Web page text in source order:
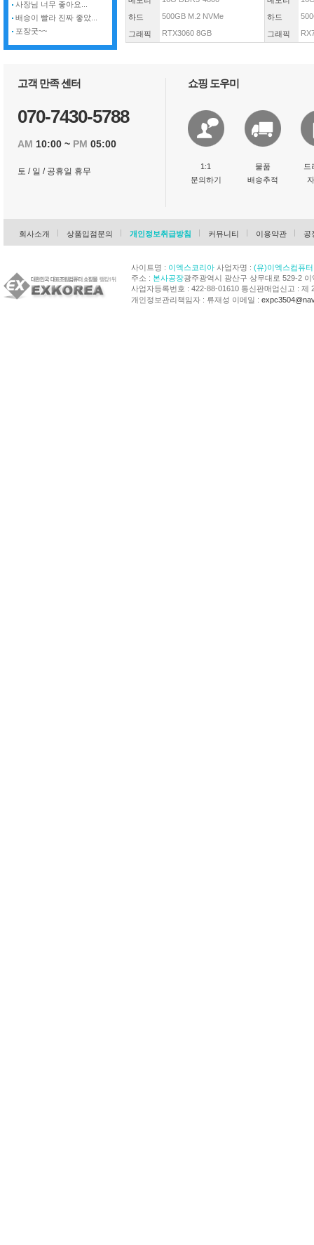
사장님 너무 좋아요...
배송이 빨라 진짜 좋았...
포장굿~~
하드 500GB M.2 NVMe
그래픽 RTX3060 8GB
하드
그래픽
고객 만족 센터
070-7430-5788
AM 10:00 ~ PM 05:00
토 / 일 / 공휴일 휴무
쇼핑 도우미
1:1
문의하기
물품
배송추적
드
회사소개 상품입점문의 개인정보취급방침 커뮤니티 이용약관 공
사이트명 : 이엑스코리아사업자명 : (유)이엑스컴퓨터
주소 : 본사공장광주광역시 광산구 상무대로 529-2 이
사업자등록번호 : 422-88-01610 통신판매업신고 : 제
개인정보관리책임자 : 류재성 이메일 :